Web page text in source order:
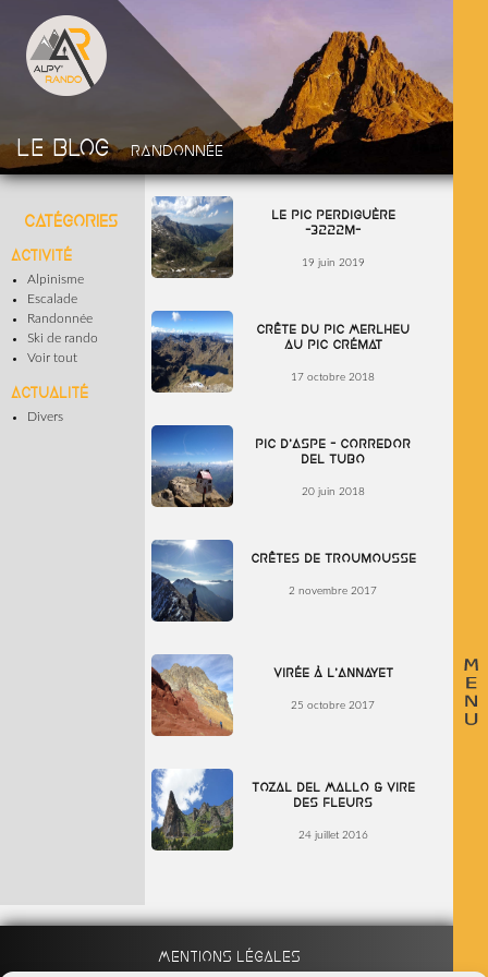
Le blogRandonnée
Catégories
Activité
Alpinisme
Escalade
Randonnée
Ski de rando
Voir tout
Actualité
Divers
Le Pic Perdiguère
-3222m-
19 juin 2019
Crête du pic Merlheu
au pic Crémat
17 octobre 2018
Pic d’Aspe – Corredor
del Tubo
20 juin 2018
Crêtes de Troumousse
2 novembre 2017
Virée à l’Annayet
25 octobre 2017
Tozal del Mallo & Vire
des Fleurs
24 juillet 2016
Mentions légales